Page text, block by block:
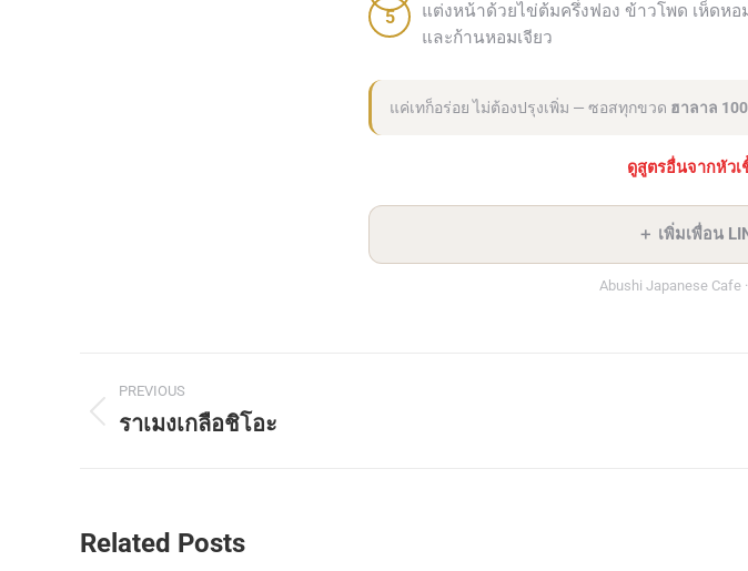
แต่งหน้าด้วยไข่ต้มครึ่งฟอง ข้าวโพด เห็ดหอ
และก้านหอมเจียว
แค่เทก็อร่อย ไม่ต้องปรุงเพิ่ม — ซอสทุกขวด ฮาลาล
ดูสูตรอื่นจากหัว
＋ เพิ่มเพื่อน
Abushi Japanese
Post
navigation
PREVIOUS
Previous
ราเมงเกลือชิโอะ
Related Posts